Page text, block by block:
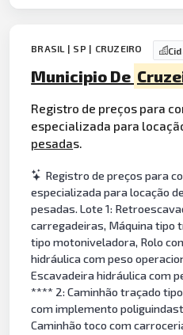
BRASIL | SP | CRUZEIRO
Municipio De
Registro de preços para
especializada para
pesadas.
Registro de preços para
especializada para locação
pesadas. Lote 1:
carregadeiras, Máquina tipo
tipo motoniveladora, Rolo
hidráulica com peso
Escavadeira hidráulica com
**** 2: Caminhão traçado
com implemento
Caminhão toco com